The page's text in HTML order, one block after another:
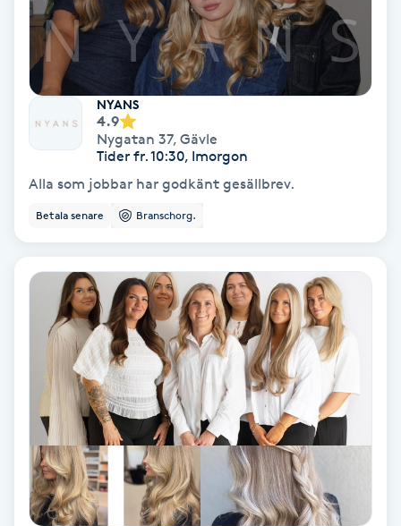
Brynplockning
Bröllopsuppsättning
Celluliter
Color correction
Cryoterapi
Damklippning
Dermapen
Diamantslipning
NYANS
4.9
Nygatan 37, Gävle
Tider fr. 10:30, Imorgon
Alla som jobbar har godkänt gesällbrev.
Betala senare Branschorg.